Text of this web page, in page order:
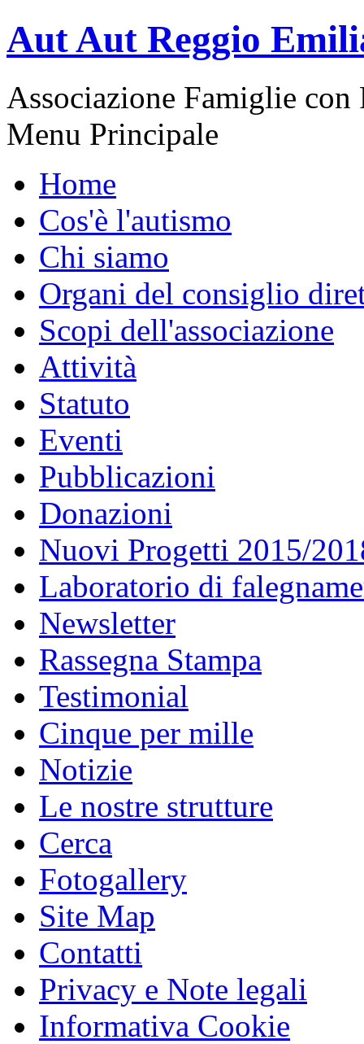
Aut Aut Reggio
Associazione Famiglie
Menu Principale
Home
Cos'è l'autismo
Chi siamo
Organi del consiglio
Scopi dell'associazione
Attività
Statuto
Eventi
Pubblicazioni
Donazioni
Nuovi Progetti 2015/
Laboratorio di
Newsletter
Rassegna Stampa
Testimonial
Cinque per mille
Notizie
Le nostre strutture
Cerca
Fotogallery
Site Map
Contatti
Privacy e Note legali
Informativa Cookie